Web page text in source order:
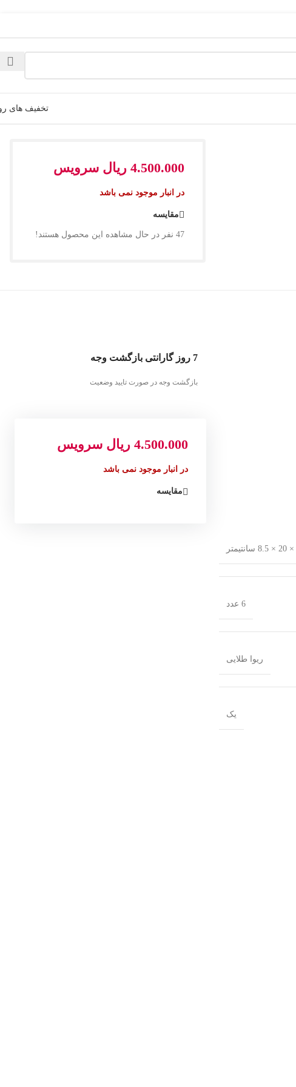
تخفیف های
4.500.000 ریال سرویس
در انبار موجود نمی باشد
مقایسه
47 نفر در حال مشاهده این محصول هستند!
7 روز گارانتی بازگشت وجه
بازگشت وجه در صورت تایید وضعیت
6 عدد
ریوا طلایی
یک
4.500.000 ریال سرویس
در انبار موجود نمی باشد
مقایسه